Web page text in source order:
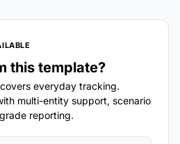
this template?
everyday tracking.
multi-entity support, scenario
reporting.